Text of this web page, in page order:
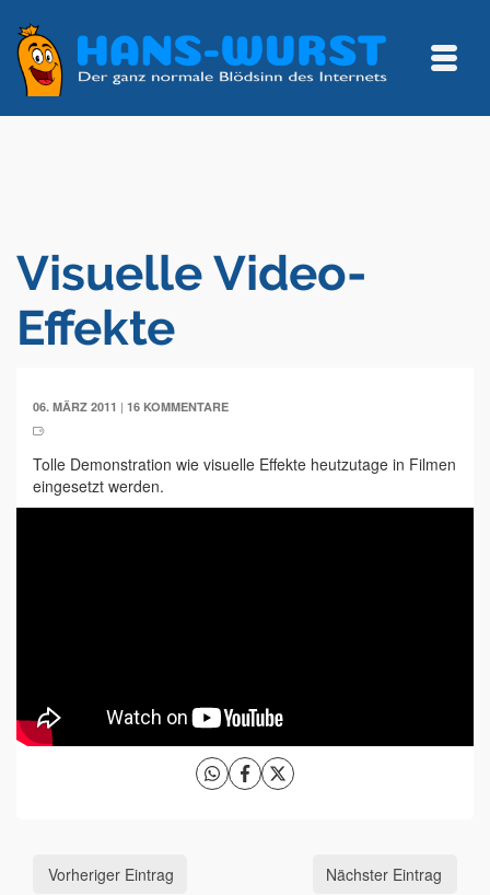
Visuelle Video-
Effekte
06. MÄRZ 2011 | 16 KOMMENTARE
Tolle Demonstration wie visuelle Effekte heutzutage in Filmen
eingesetzt werden.
Vorheriger Eintrag Nächster Eintrag